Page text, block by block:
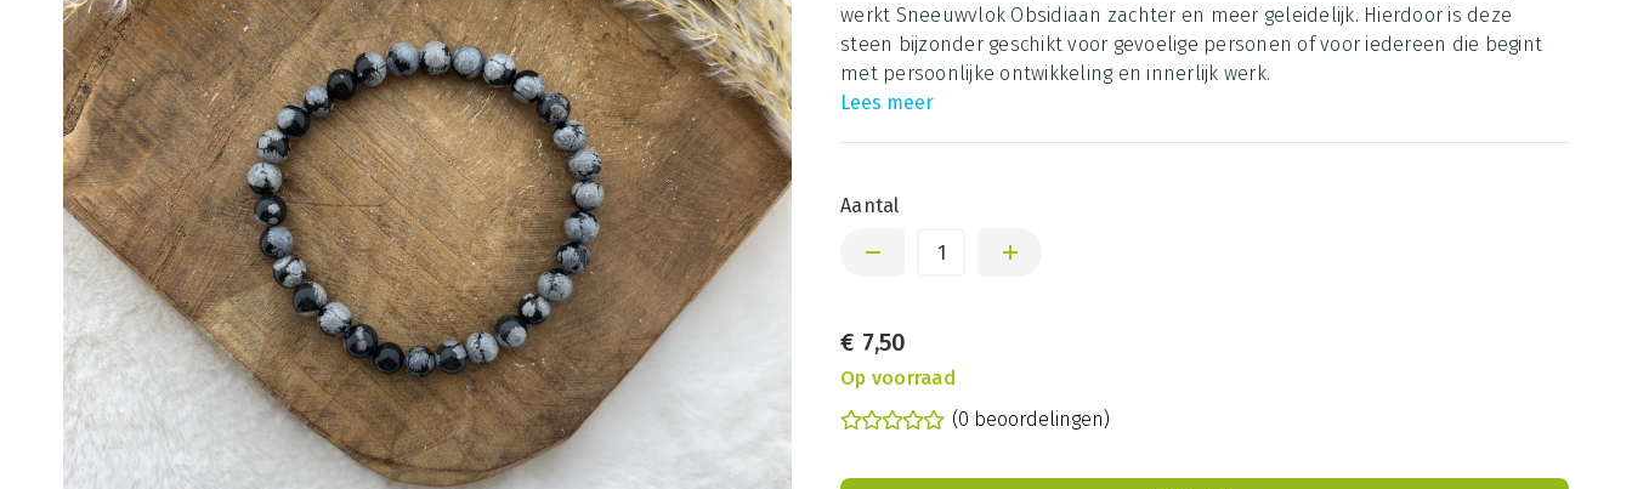
werkt Sneeuwvlok Obsidiaan zachter en meer geleidelijk. Hierdoor is deze
steen bijzonder geschikt voor gevoelige personen of voor iedereen die begint
met persoonlijke ontwikkeling en innerlijk werk.
Lees meer
Aantal
€ 7,50
Op voorraad
(0 beoordelingen)